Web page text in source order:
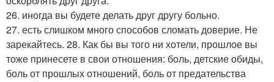
26. иногда вы будете делать друг другу больно.
27. есть слишком много способов сломать доверие. Не
зарекайтесь. 28. Как бы вы того ни хотели, прошлое вы
тоже принесете в свои отношения: боль, детские обиды,
боль от прошлых отношений, боль от предательства